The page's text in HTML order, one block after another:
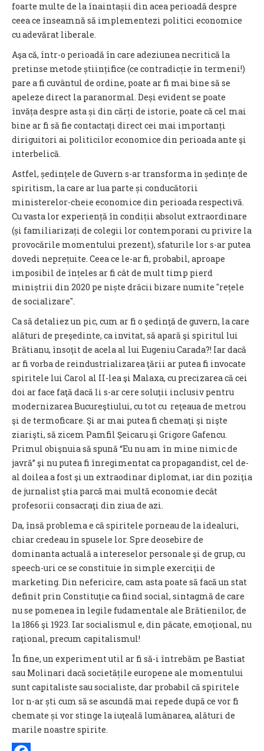
foarte multe de la înaintașii din acea perioadă despre
ceea ce înseamnă să implementezi politici economice
cu adevărat liberale.
Aşa că, într-o perioadă în care adeziunea necritică la
pretinse metode științifice (ce contradicție în termeni!)
pare a fi cuvântul de ordine, poate ar fi mai bine să se
apeleze direct la paranormal. Deși evident se poate
învăța despre asta și din cărți de istorie, poate că cel mai
bine ar fi să fie contactați direct cei mai importanți
diriguitori ai politicilor economice din perioada ante şi
interbelică.
Astfel, ședințele de Guvern s-ar transforma în ședințe de
spiritism, la care ar lua parte și conducătorii
ministerelor-cheie economice din perioada respectivă.
Cu vasta lor experiență în condiții absolut extraordinare
(și familiarizați de colegii lor contemporani cu privire la
provocările momentului prezent), sfaturile lor s-ar putea
dovedi neprețuite. Ceea ce le-ar fi, probabil, aproape
imposibil de înțeles ar fi cât de mult timp pierd
miniștrii din 2020 pe niște drăcii bizare numite "rețele
de socializare".
Ca să detaliez un pic, cum ar fi o şedinţă de guvern, la care
alături de preşedinte, ca invitat, să apară şi spiritul lui
Brătianu, însoţit de acela al lui Eugeniu Carada?! Iar dacă
ar fi vorba de reindustrializarea ţării ar putea fi invocate
spiritele lui Carol al II-lea şi Malaxa, cu precizarea că cei
doi ar face faţă dacă li s-ar cere soluţii inclusiv pentru
modernizarea Bucureştiului, cu tot cu reţeaua de metrou
şi de termoficare. Şi ar mai putea fi chemaţi şi nişte
ziarişti, să zicem Pamfil Şeicaru şi Grigore Gafencu.
Primul obişnuia să spună “Eu nu am în mine nimic de
javră” şi nu putea fi înregimentat ca propagandist, cel de-
al doilea a fost şi un extraodinar diplomat, iar din poziţia
de jurnalist ştia parcă mai multă economie decât
profesorii consacraţi din ziua de azi.
Da, însă problema e că spiritele porneau de la idealuri,
chiar credeau în spusele lor. Spre deosebire de
dominanta actuală a intereselor personale şi de grup, cu
speech-uri ce se constituie în simple exerciţii de
marketing. Din nefericire, cam asta poate să facă un stat
definit prin Constituţie ca fiind social, sintagmă de care
nu se pomenea în legile fudamentale ale Brătienilor, de
la 1866 şi 1923. Iar socialismul e, din păcate, emoţional, nu
raţional, precum capitalismul!
În fine, un experiment util ar fi să-i întrebăm pe Bastiat
sau Molinari dacă societățile europene ale momentului
sunt capitaliste sau socialiste, dar probabil că spiritele
lor n-ar ști cum să se ascundă mai repede după ce vor fi
chemate și vor stinge la iuţeală lumânarea, alături de
marile noastre spirite.